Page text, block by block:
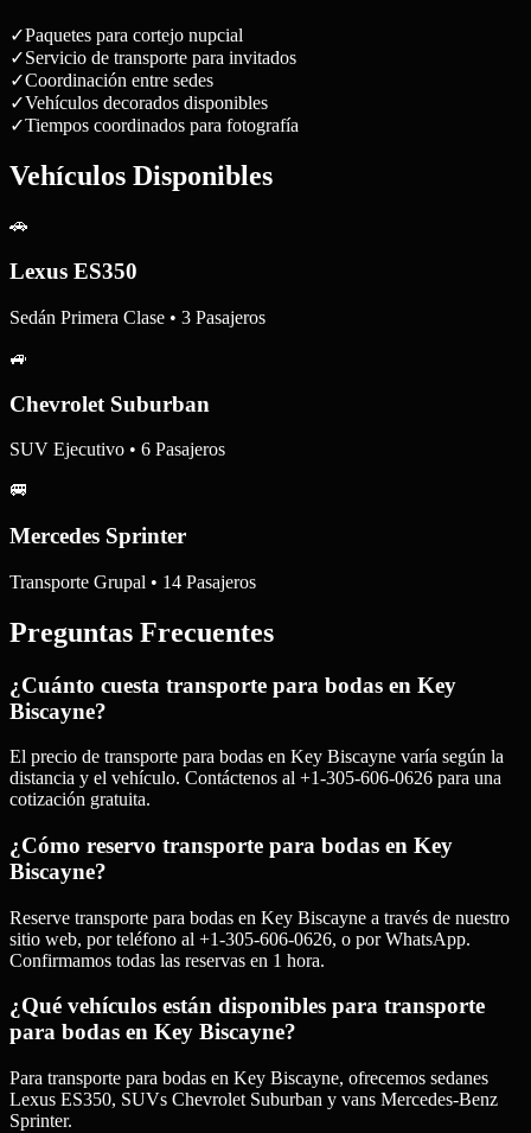
✓Paquetes para cortejo nupcial
✓Servicio de transporte para invitados
✓Coordinación entre sedes
✓Vehículos decorados disponibles
✓Tiempos coordinados para fotografía
Vehículos Disponibles
🚗
Lexus ES350
Sedán Primera Clase • 3 Pasajeros
🚙
Chevrolet Suburban
SUV Ejecutivo • 6 Pasajeros
🚐
Mercedes Sprinter
Transporte Grupal • 14 Pasajeros
Preguntas Frecuentes
¿Cuánto cuesta transporte para bodas en Key
Biscayne?
El precio de transporte para bodas en Key Biscayne varía según la
distancia y el vehículo. Contáctenos al +1-305-606-0626 para una
cotización gratuita.
¿Cómo reservo transporte para bodas en Key
Biscayne?
Reserve transporte para bodas en Key Biscayne a través de nuestro
sitio web, por teléfono al +1-305-606-0626, o por WhatsApp.
Confirmamos todas las reservas en 1 hora.
¿Qué vehículos están disponibles para transporte
para bodas en Key Biscayne?
Para transporte para bodas en Key Biscayne, ofrecemos sedanes
Lexus ES350, SUVs Chevrolet Suburban y vans Mercedes-Benz
Sprinter.